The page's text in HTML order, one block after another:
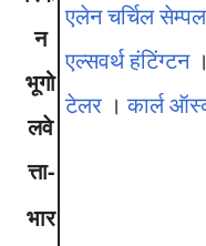
न
भूगो
लवे
त्ता-
एलेन चर्चिल सेम्पल
एल्सवर्थ हंटिंग्टन
टेलर ।कार्ल
भार